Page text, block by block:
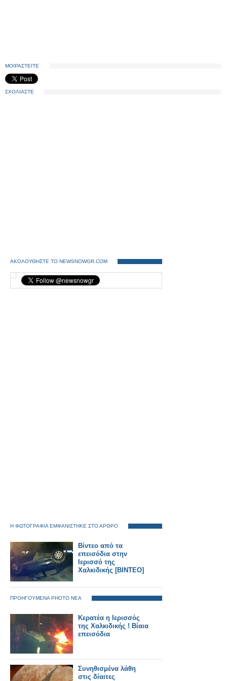
ΜΟΙΡΑΣΤΕΙΤΕ
ΣΧΟΛΙΑΣΤΕ
ΑΚΟΛΟΥΘΗΣΤΕ ΤΟ NEWSNOWGR.COM
Η ΦΩΤΟΓΡΑΦΙΑ ΕΜΦΑΝΙΣΤΗΚΕ ΣΤΟ ΑΡΘΡΟ
Βίντεο από τα
επεισόδια στην
Ιερισσό της
Χαλκιδικής [ΒΙΝΤΕΟ]
ΠΡΟΗΓΟΥΜΕΝΑ PHOTO ΝΕΑ
Kερατέα η Ιερισσός
της Χαλκιδικής ! Βίαια
επεισόδια
Συνηθισμένα λάθη
στις δίαιτες